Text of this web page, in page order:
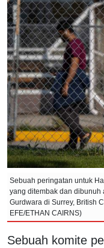
Sebuah peringatan untuk
yang ditembak dan dibunuh
Gurdwara di Surrey, British
EFE/ETHAN CAIRNS)
Sebuah komite